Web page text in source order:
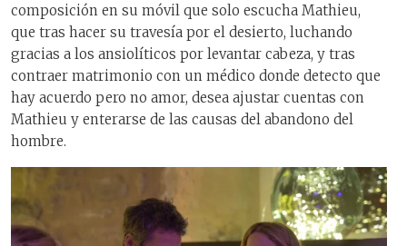
composición en su móvil que solo escucha Mathieu,
que tras hacer su travesía por el desierto, luchando
gracias a los ansiolíticos por levantar cabeza, y tras
contraer matrimonio con un médico donde detecto que
hay acuerdo pero no amor, desea ajustar cuentas con
Mathieu y enterarse de las causas del abandono del
hombre.